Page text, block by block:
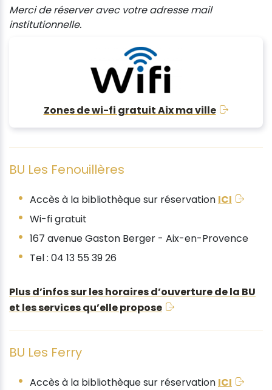
Merci de réserver avec votre adresse mail
institutionnelle.
Zones de wi-fi gratuit Aix ma ville
BU Les Fenouillères
Accès à la bibliothèque sur réservation ICI
Wi-fi gratuit
167 avenue Gaston Berger - Aix-en-Provence
Tel : 04 13 55 39 26
Plus d’infos sur les horaires d’ouverture de la BU
et les services qu’elle propose
BU Les Ferry
Accès à la bibliothèque sur réservation ICI